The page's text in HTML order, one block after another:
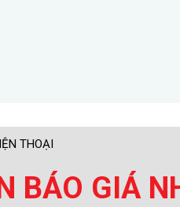
THOẠI
BÁO GIÁ